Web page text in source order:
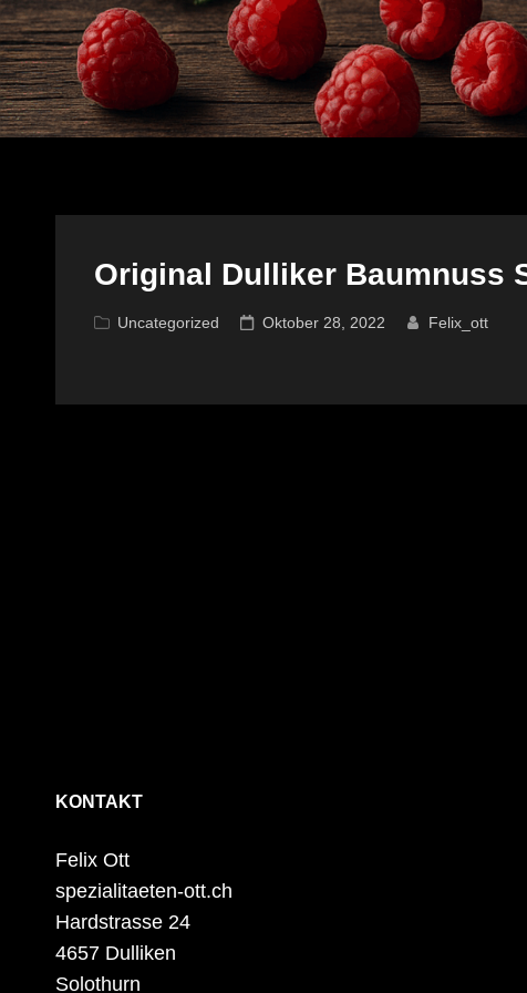
Original Dulliker Baumnuss
Cat
Uncategorized
Posted
Oktober 28, 2022 Felix_ott
KONTAKT
Felix Ott
spezialitaeten-ott.ch
Hardstrasse 24
4657 Dulliken
Solothurn